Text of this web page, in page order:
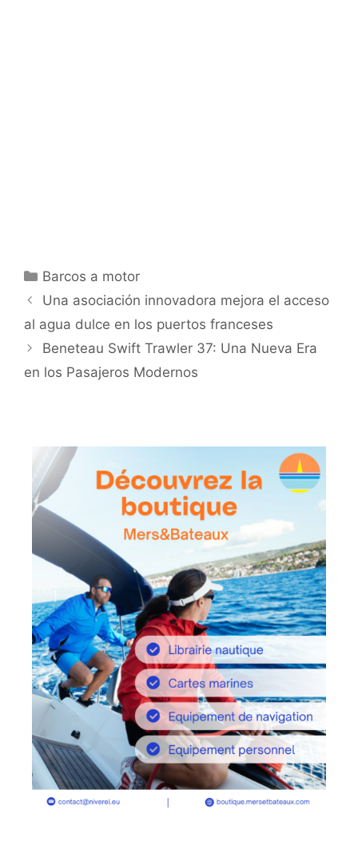
Categorías
Barcos a motor
Una asociación innovadora mejora el acceso
al agua dulce en los puertos franceses
Beneteau Swift Trawler 37: Una Nueva Era
en los Pasajeros Modernos